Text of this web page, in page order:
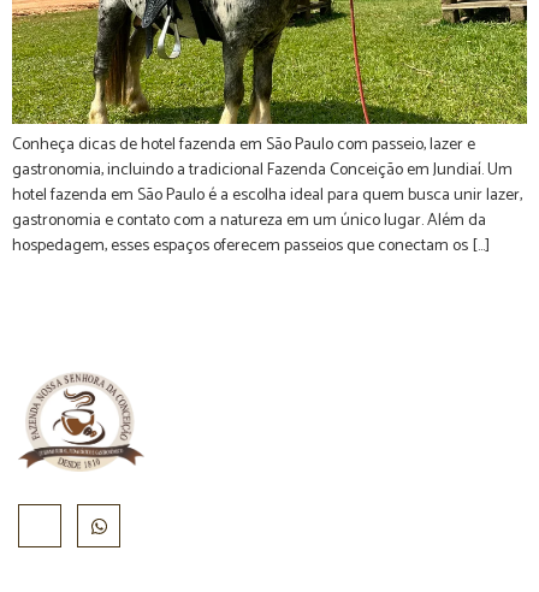
Conheça dicas de hotel fazenda em São Paulo com passeio, lazer e
gastronomia, incluindo a tradicional Fazenda Conceição em Jundiaí. Um
hotel fazenda em São Paulo é a escolha ideal para quem busca unir lazer,
gastronomia e contato com a natureza em um único lugar. Além da
hospedagem, esses espaços oferecem passeios que conectam os […]